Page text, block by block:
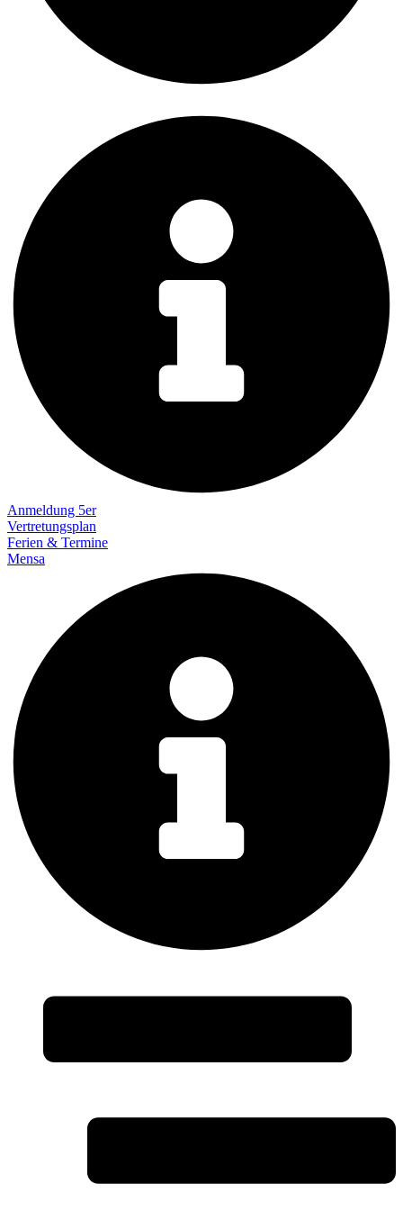
Anmeldung 5er
Vertretungsplan
Ferien & Termine
Mensa